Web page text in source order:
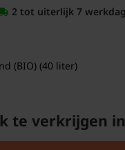
2 tot uiterlijk 7
(BIO) (40 liter)
te verkrijgen